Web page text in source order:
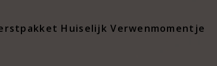
Huiselijk Verwenmomentje